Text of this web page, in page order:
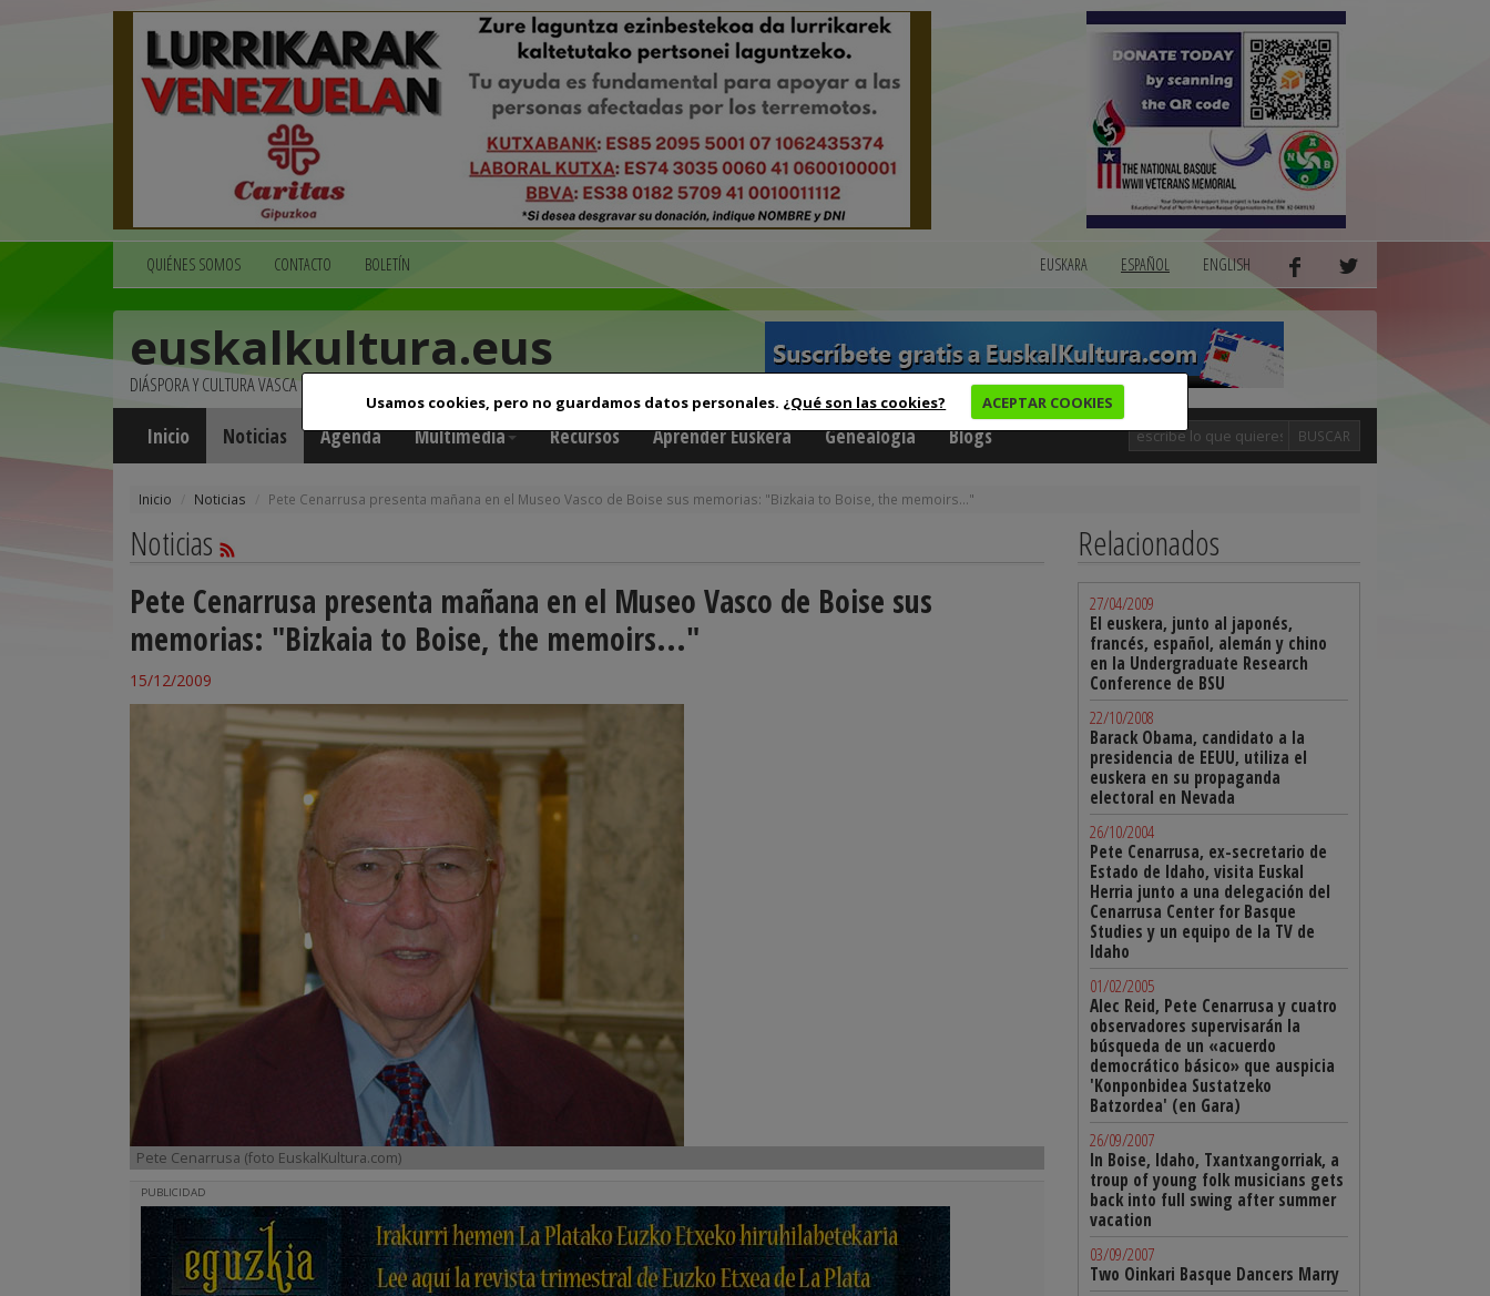
Usamos cookies, pero no guardamos datos personales. ¿Qué son las cookies? ACEPTAR COOKIES
QUIÉNES SOMOS CONTACTO BOLETÍN EUSKARA ESPAÑOL ENGLISH
euskalkultura.eus
DIÁSPORA Y CULTURA VASCA
Inicio Noticias Agenda Multimedia Recursos Aprender Euskera Genealogía Blogs BUSCAR
Inicio Noticias Pete Cenarrusa presenta mañana en el Museo Vasco de Boise sus memorias: "Bizkaia to Boise, the memoirs..."
Noticias
Pete Cenarrusa presenta mañana en el Museo Vasco de Boise sus
memorias: "Bizkaia to Boise, the memoirs..."
15/12/2009
Pete Cenarrusa (foto EuskalKultura.com)
PUBLICIDAD
Relacionados
27/04/2009
El euskera, junto al japonés,
francés, español, alemán y chino
en la Undergraduate Research
Conference de BSU
22/10/2008
Barack Obama, candidato a la
presidencia de EEUU, utiliza el
euskera en su propaganda
electoral en Nevada
26/10/2004
Pete Cenarrusa, ex-secretario de
Estado de Idaho, visita Euskal
Herria junto a una delegación del
Cenarrusa Center for Basque
Studies y un equipo de la TV de
Idaho
01/02/2005
Alec Reid, Pete Cenarrusa y cuatro
observadores supervisarán la
búsqueda de un «acuerdo
democrático básico» que auspicia
'Konponbidea Sustatzeko
Batzordea' (en Gara)
26/09/2007
In Boise, Idaho, Txantxangorriak, a
troup of young folk musicians gets
back into full swing after summer
vacation
03/09/2007
Two Oinkari Basque Dancers Marry